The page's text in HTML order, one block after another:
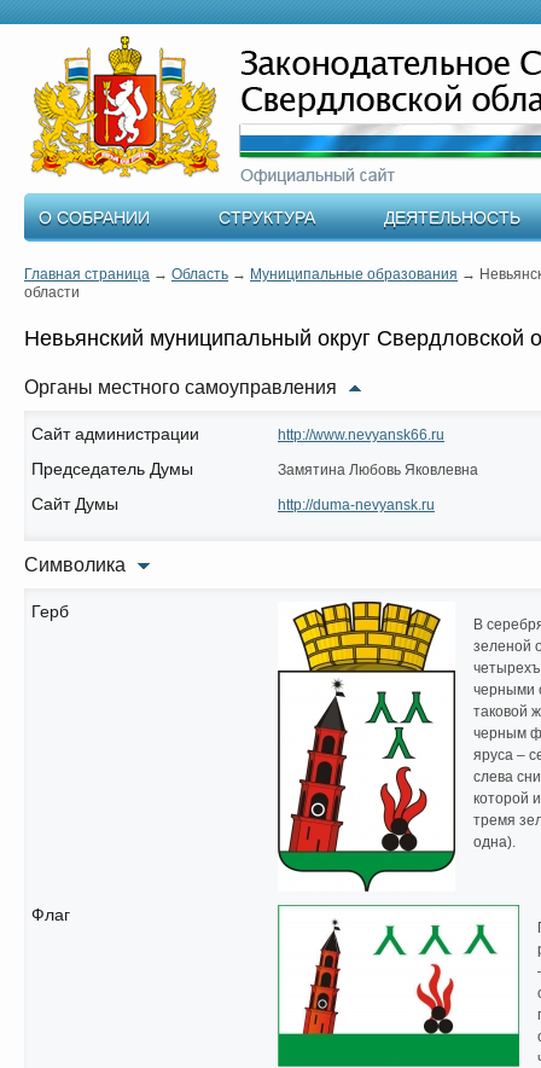
О СОБРАНИИ СТРУКТУРА ДЕЯТЕЛЬНОСТЬ
Главная страница → Область → Муниципальные образования →
области
Невьянский муниципальный округ Свердловской
Органы местного самоуправления
Сайт администрации http://www.nevyansk66.ru
Председатель Думы Замятина Любовь Яковлевна
Сайт Думы http://duma-nevyansk.ru
Символика
Герб
В
зеленой
черными
таковой
черным
яруса –
слева
которой
тремя
одна).
Флаг